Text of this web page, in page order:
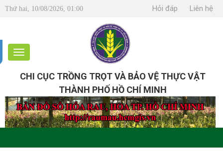
Thứ hai, 10/08/2026, 01:00 Hỏi đáp Liên hệ
CHI CỤC TRỒNG TRỌT VÀ BẢO VỆ THỰC VẬT
THÀNH PHỐ HỒ CHÍ MINH